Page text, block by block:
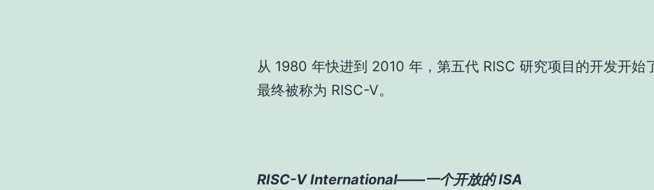
从 1980 年快进到 2010 年，第五代 RISC 研究项目的开发开始
最终被称为 RISC-V。
RISC-V International——一个开放的 ISA